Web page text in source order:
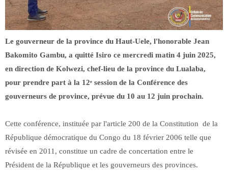
Le gouverneur de la province du Haut-Uele, l'honorable Jean
Bakomito Gambu, a quitté Isiro ce mercredi matin 4 juin 2025,
en direction de Kolwezi, chef-lieu de la province du Lualaba,
pour prendre part à la 12ᵉ session de la Conférence des
gouverneurs de province, prévue du 10 au 12 juin prochain.
Cette conférence, instituée par l'article 200 de la Constitution de la
République démocratique du Congo du 18 février 2006 telle que
révisée en 2011, constitue un cadre de concertation entre le
Président de la République et les gouverneurs des provinces.